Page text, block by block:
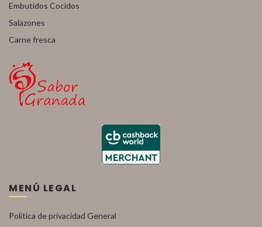
Embutidos Cocidos
Salazones
Carne fresca
MENÚ LEGAL
Política de privacidad General